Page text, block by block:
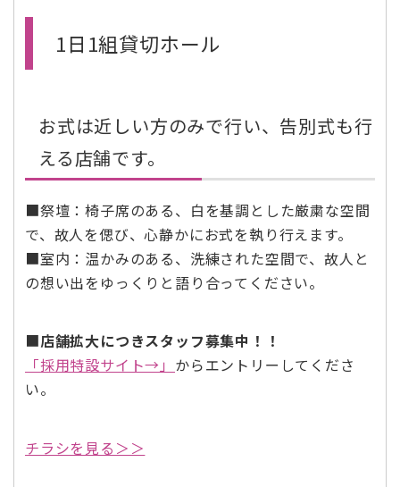
1日1組貸切ホール
お式は近しい方のみで行い、告別式も行
える店舗です。
■祭壇：椅子席のある、白を基調とした厳粛な空間
で、故人を偲び、心静かにお式を執り行えます。
■室内：温かみのある、洗練された空間で、故人と
の想い出をゆっくりと語り合ってください。
■店舗拡大につきスタッフ募集中！！
「採用特設サイト→」 からエントリーしてくださ
い。
チラシを見る＞＞